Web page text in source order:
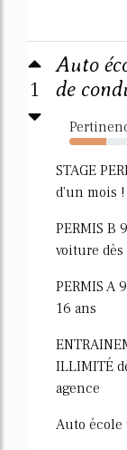
1
Auto
de
59%
STAGE
d'un mois !
PERMIS
voiture dès
PERMIS A
16 ans
ILLIMITÉ
agence
Auto école